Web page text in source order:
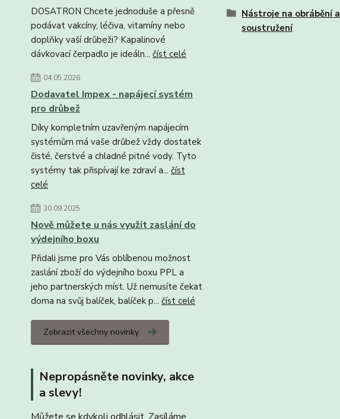
DOSATRON Chcete jednoduše a přesně
podávat vakcíny, léčiva, vitamíny nebo
doplňky vaší drůbeži? Kapalinové
dávkovací čerpadlo je ideáln... číst celé
04.05.2026
Dodavatel Impex - napájecí systém
pro drůbež
Díky kompletním uzavřeným napájecím
systémům má vaše drůbež vždy dostatek
čisté, čerstvé a chladné pitné vody. Tyto
systémy tak přispívají ke zdraví a... číst
celé
30.09.2025
Nově můžete u nás využít zaslání do
výdejního boxu
Přidali jsme pro Vás oblíbenou možnost
zaslání zboží do výdejního boxu PPL a
jeho partnerských míst. Už nemusíte čekat
doma na svůj balíček, balíček p... číst celé
Zobrazit všechny novinky
Nepropásněte novinky, akce
a slevy!
Nástroje na obrábění a
soustružení